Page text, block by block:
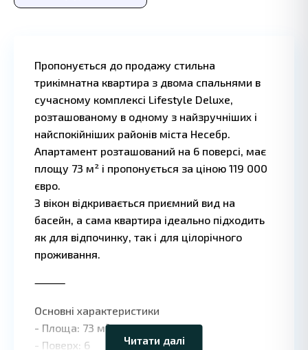
Пропонується до продажу стильна
трикімнатна квартира з двома спальнями в
сучасному комплексі Lifestyle Deluxe,
розташованому в одному з найзручніших і
найспокійніших районів міста Несебр.
Апартамент розташований на 6 поверсі, має
площу 73 м² і пропонується за ціною 119 000
євро.
З вікон відкривається приємний вид на
басейн, а сама квартира ідеально підходить
як для відпочинку, так і для цілорічного
проживання.
⸻
Основні характеристики
- Площа: 73 м²
- Поверх: 6
Читати далі